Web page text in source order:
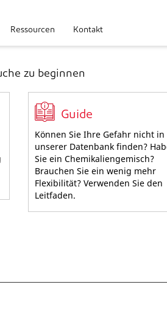
Ressourcen Kontakt
zu beginnen
Guide
Können Sie Ihre Gefahr nicht in
unserer Datenbank finden?
Sie ein Chemikaliengemisch?
Brauchen Sie ein wenig mehr
Flexibilität? Verwenden Sie den
Leitfaden.